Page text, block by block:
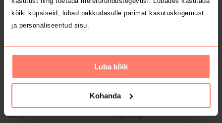
kõiki küpsiseid, lubad pakkudasulle parimat kasutuskogemust
ja personaliseeritud sisu.
Luba kõik
Kohanda
2 €
S
Asos
3 €
S
Topshop